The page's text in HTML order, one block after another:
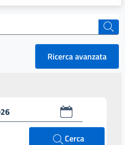
cerca
Ricerca avanzata
Cerca